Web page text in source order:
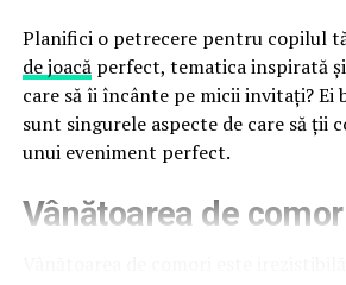
false de streaming, coduri QR
promit bilete, rambursări, premii sau
meciuri. FBI a emis în luna mai un
site-urile care clonează platforma
modificări minore ale denumirii
a colecta date personale și bancare.
Planifici o petrecere pentru copilul
de joacăperfect, tematica inspirată
care să îi încânte pe micii invitați? Ei
sunt singurele aspecte de care să ții
unui eveniment perfect.
Vânătoarea de